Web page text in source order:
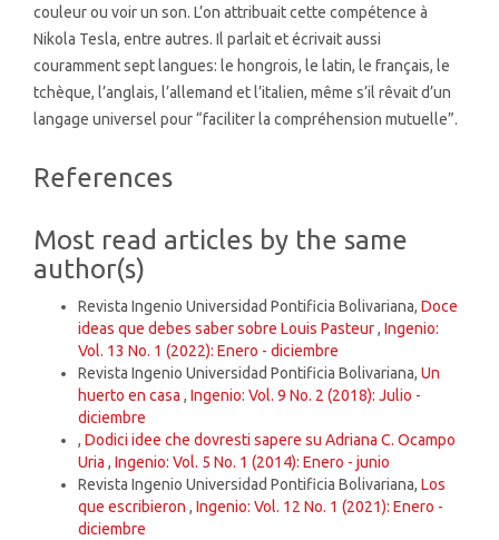
couleur ou voir un son. L’on attribuait cette compétence à
Nikola Tesla, entre autres. Il parlait et écrivait aussi
couramment sept langues: le hongrois, le latin, le français, le
tchèque, l’anglais, l’allemand et l’italien, même s’il rêvait d’un
langage universel pour “faciliter la compréhension mutuelle”.
Article
References
Most read articles by the same
author(s)
Revista Ingenio Universidad Pontificia Bolivariana, Doce
ideas que debes saber sobre Louis Pasteur, Ingenio:
Vol. 13 No. 1 (2022): Enero - diciembre
Revista Ingenio Universidad Pontificia Bolivariana, Un
huerto en casa , Ingenio: Vol. 9 No. 2 (2018): Julio -
diciembre
, Dodici idee che dovresti sapere su Adriana C. Ocampo
Uria , Ingenio: Vol. 5 No. 1 (2014): Enero - junio
Revista Ingenio Universidad Pontificia Bolivariana, Los
que escribieron , Ingenio: Vol. 12 No. 1 (2021): Enero -
diciembre